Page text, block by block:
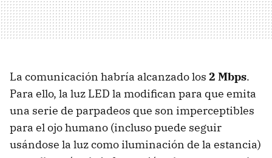
La comunicación habría alcanzado los 2 Mbps.
Para ello, la luz LED la modifican para que emita
una serie de parpadeos que son imperceptibles
para el ojo humano (incluso puede seguir
usándose la luz como iluminación de la estancia)